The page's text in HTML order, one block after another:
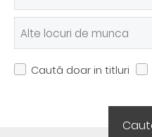
Caută doar in titluri